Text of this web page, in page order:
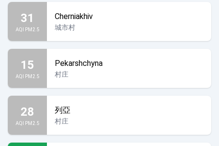
31
AQI PM2.5
Cherniakhiv
城市村
15
AQI PM2.5
Pekarshchyna
村庄
28
AQI PM2.5
列亞
村庄